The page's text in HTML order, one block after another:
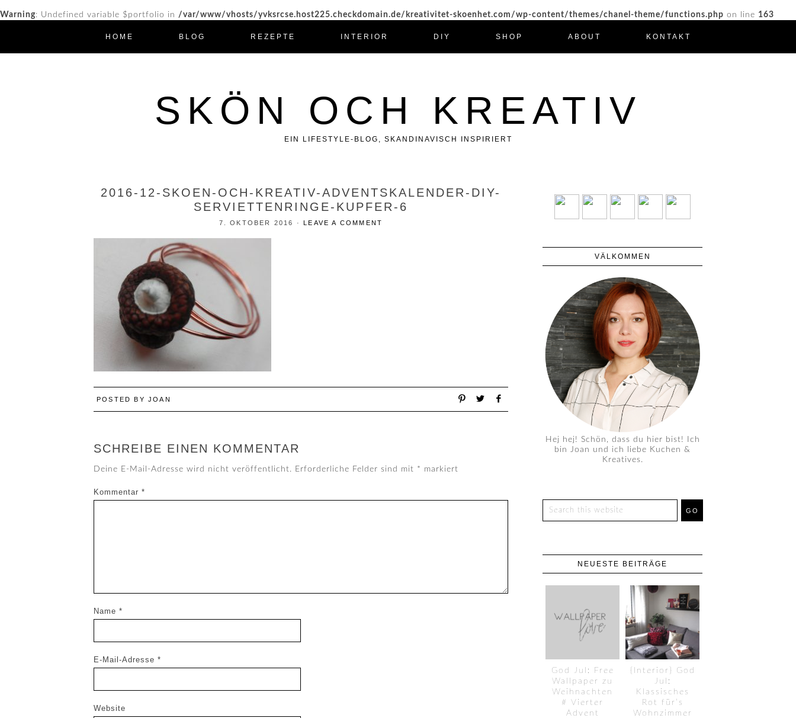
Warning: Undefined variable $portfolio in /var/www/vhosts/yvksrcse.host225.checkdomain.de/kreativitet-skoenhet.com/wp-content/themes/chanel-theme/functions.php on line 163
HOME BLOG REZEPTE INTERIOR DIY SHOP ABOUT KONTAKT
SKÖN OCH KREATIV
EIN LIFESTYLE-BLOG, SKANDINAVISCH INSPIRIERT
2016-12-SKOEN-OCH-KREATIV-ADVENTSKALENDER-DIY-
SERVIETTENRINGE-KUPFER-6
7. OKTOBER 2016 ·LEAVE A COMMENT
POSTED BY JOAN
SCHREIBE EINEN KOMMENTAR
Deine E-Mail-Adresse wird nicht veröffentlicht. Erforderliche Felder sind mit * markiert
Kommentar *
Name *
E-Mail-Adresse *
Website
VÄLKOMMEN
Hej hej! Schön, dass du hier bist! Ich
bin Joan und ich liebe Kuchen &
Kreatives.
NEUESTE BEITRÄGE
God Jul: Free
Wallpaper zu
Weihnachten
# Vierter
Advent
{Interior} God
Jul:
Klassisches
Rot für’s
Wohnzimmer